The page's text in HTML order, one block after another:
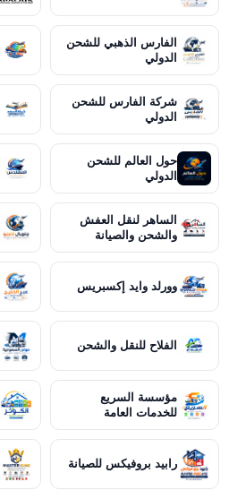
الفارس الذهبي للشحن
الدولي
شركة الفارس للشحن
الدولي
حول العالم للشحن
الدولي
الساهر لنقل العفش
والشحن والصيانة
وورلد وايد إكسبريس
الفلاح للنقل والشحن
مؤسسة السريع
للخدمات العامة
رابيد بروفيكس للصيانة